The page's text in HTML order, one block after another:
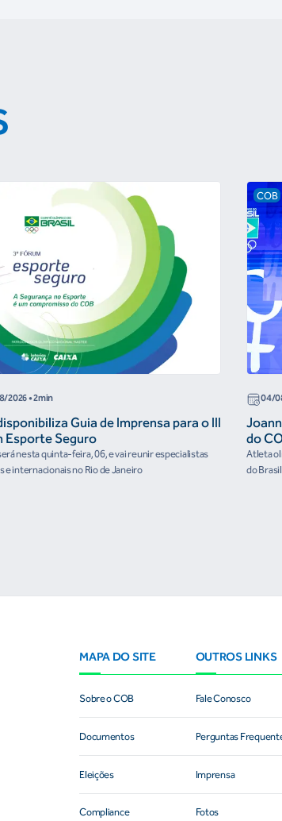
2026• 2min
Guia de Imprensa para o III
Esporte Seguro
nesta quinta-feira, 06, e vai reunir especialistas
e internacionais no Rio de Janeiro
COB
04/
do
Atleta
do
MAPA DO SITE
Sobre o COB
Documentos
Eleições
Compliance
OUTROS LINKS
Fale Conosco
Perguntas
Imprensa
Fotos